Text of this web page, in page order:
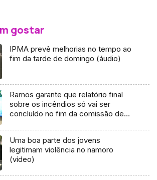
gostar
IPMA prevê melhorias no tempo ao
fim da tarde de domingo (áudio)
Ramos garante que relatório final
sobre os incêndios só vai ser
concluído no fim da comissão de
Uma boa parte dos jovens
legitimam violência no namoro
(vídeo)